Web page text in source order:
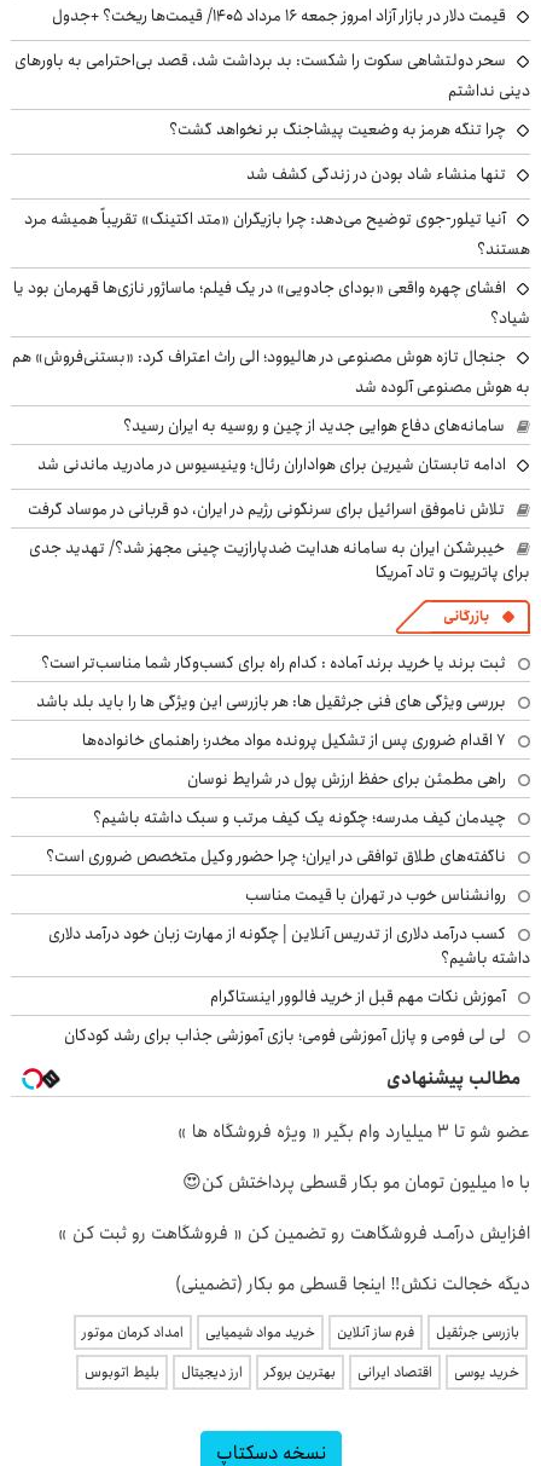
قیمت دلار در بازار آزاد امروز جمعه ۱۶ مرداد ۱۴۰۵/ قیمت‌ها ریخت؟ +جدول
سحر دولتشاهی سکوت را شکست: بد برداشت شد، قصد بی‌احترامی به باورهای
دینی نداشتم
چرا تنگه هرمز به وضعیت پیشاجنگ بر نخواهد گشت؟
تنها منشاء شاد بودن در زندگی کشف شد
آنیا تیلور-جوی توضیح می‌دهد: چرا بازیگران «متد اکتینگ» تقریباً همیشه مرد
هستند؟
افشای چهره واقعی «بودای جادویی» در یک فیلم؛ ماساژور نازی‌ها قهرمان بود یا
شیاد؟
جنجال تازه هوش مصنوعی در هالیوود؛ الی راث اعتراف کرد: «بستنی‌فروش» هم
به هوش مصنوعی آلوده شد
سامانه‌های دفاع هوایی جدید از چین و روسیه به ایران رسید؟
ادامه تابستان شیرین برای هواداران رئال؛ وینیسیوس در مادرید ماندنی شد
تلاش ناموفق اسرائیل برای سرنگونی رژیم در ایران، دو قربانی در موساد گرفت
خیبرشکن ایران به سامانه هدایت ضدپارازیت چینی مجهز شد؟/ تهدید جدی
برای پاتریوت و تاد آمریکا
بازرگانی
ثبت برند یا خرید برند آماده : کدام راه برای کسب‌وکار شما مناسب‌تر است؟
بررسی ویژگی های فنی جرثقیل ها: هر بازرسی این ویژگی ها را باید بلد باشد
۷ اقدام ضروری پس از تشکیل پرونده مواد مخدر؛ راهنمای خانواده‌ها
راهی مطمئن برای حفظ ارزش پول در شرایط نوسان
چیدمان کیف مدرسه؛ چگونه یک کیف مرتب و سبک داشته باشیم؟
ناگفته‌های طلاق توافقی در ایران؛ چرا حضور وکیل متخصص ضروری است؟
روانشناس خوب در تهران با قیمت مناسب
کسب درآمد دلاری از تدریس آنلاین | چگونه از مهارت زبان خود درآمد دلاری
داشته باشیم؟
آموزش نکات مهم قبل از خرید فالوور اینستاگرام
لی لی فومی و پازل آموزشی فومی؛ بازی آموزشی جذاب برای رشد کودکان
مطالب پیشنهادی
عضو شو تا 3 میلیارد وام بگیر « ویژه فروشگاه ها »
با 10 میلیون تومان مو بکار قسطی پرداختش کن😍
افزایش درآمـد فروشگاهت رو تضمین کن « فروشگاهت رو ثبت کن »
دیگه خجالت نکش‼️ اینجا قسطی مو بکار (تضمینی)
بازرسی جرثقیل فرم ساز آنلاین خرید مواد شیمیایی
امداد کرمان موتور
خرید یوسی
اقتصاد ایرانی بهترین بروکر ارز دیجیتال بلیط اتوبوس
نسخه دسکتاپ